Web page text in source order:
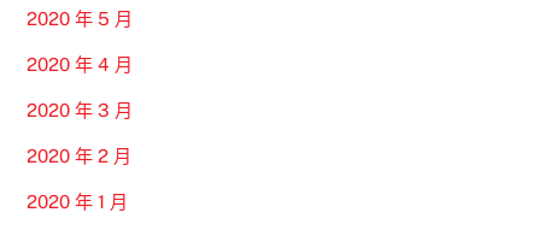
2020 年 5 月
2020 年 4 月
2020 年 3 月
2020 年 2 月
2020 年 1 月